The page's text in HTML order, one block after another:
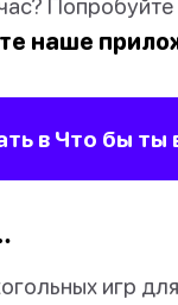
наше
в Что бы ты
игр